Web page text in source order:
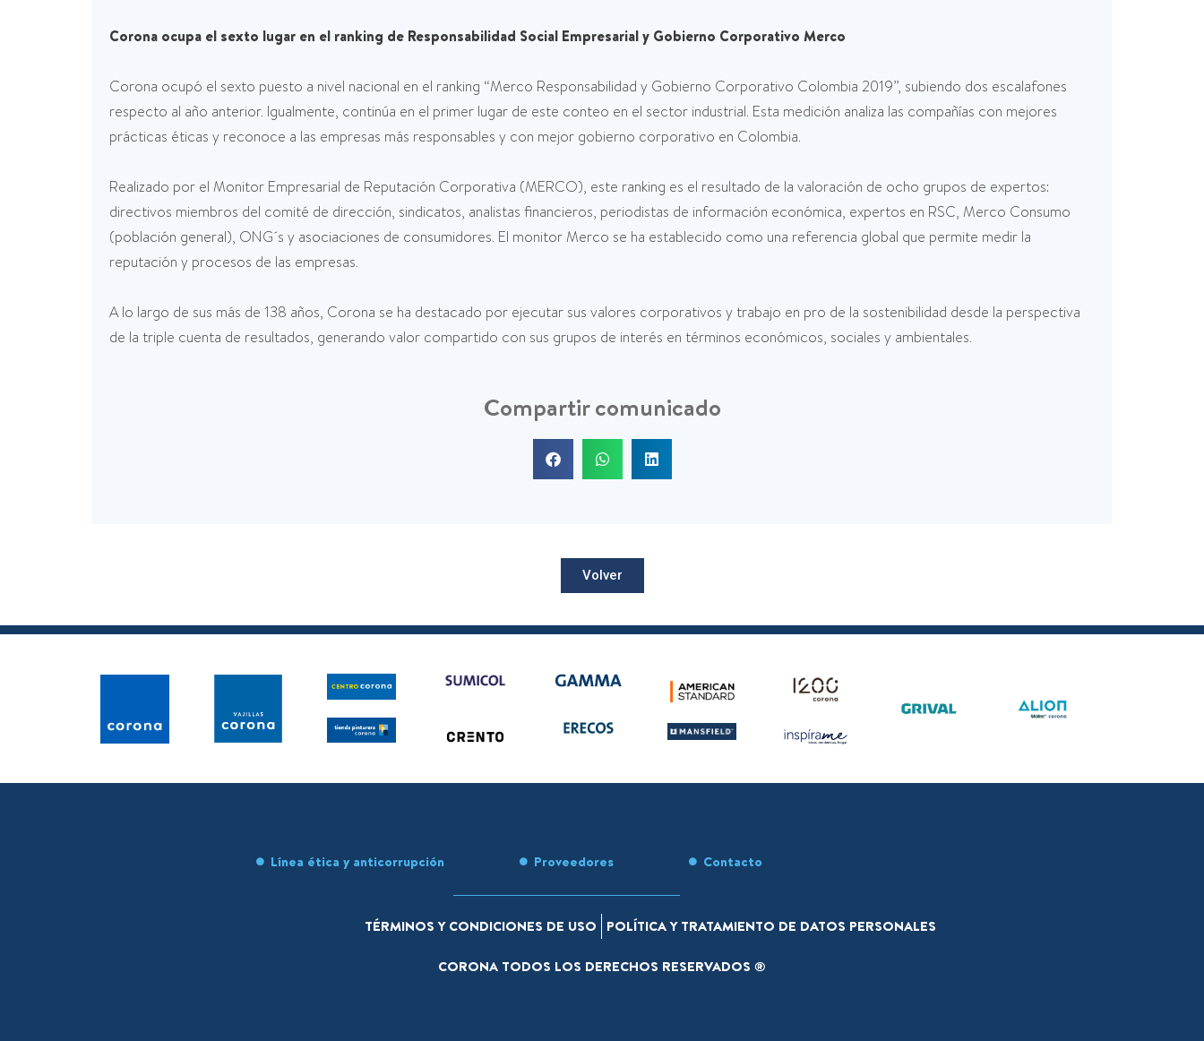
Corona ocupa el sexto lugar en el ranking de Responsabilidad Social Empresarial y Gobierno Corporativo Merco
Corona ocupó el sexto puesto a nivel nacional en el ranking “Merco Responsabilidad y Gobierno Corporativo Colombia 2019”, subiendo dos escalafones
respecto al año anterior. Igualmente, continúa en el primer lugar de este conteo en el sector industrial. Esta medición analiza las compañías con mejores
prácticas éticas y reconoce a las empresas más responsables y con mejor gobierno corporativo en Colombia.
Realizado por el Monitor Empresarial de Reputación Corporativa (MERCO), este ranking es el resultado de la valoración de ocho grupos de expertos:
directivos miembros del comité de dirección, sindicatos, analistas financieros, periodistas de información económica, expertos en RSC, Merco Consumo
(población general), ONG´s y asociaciones de consumidores. El monitor Merco se ha establecido como una referencia global que permite medir la
reputación y procesos de las empresas.
A lo largo de sus más de 138 años, Corona se ha destacado por ejecutar sus valores corporativos y trabajo en pro de la sostenibilidad desde la perspectiva
de la triple cuenta de resultados, generando valor compartido con sus grupos de interés en términos económicos, sociales y ambientales.
Compartir comunicado
Volver
Línea ética y anticorrupción Proveedores Contacto
TÉRMINOS Y CONDICIONES DE USO POLÍTICA Y TRATAMIENTO DE DATOS PERSONALES
CORONA TODOS LOS DERECHOS RESERVADOS ®